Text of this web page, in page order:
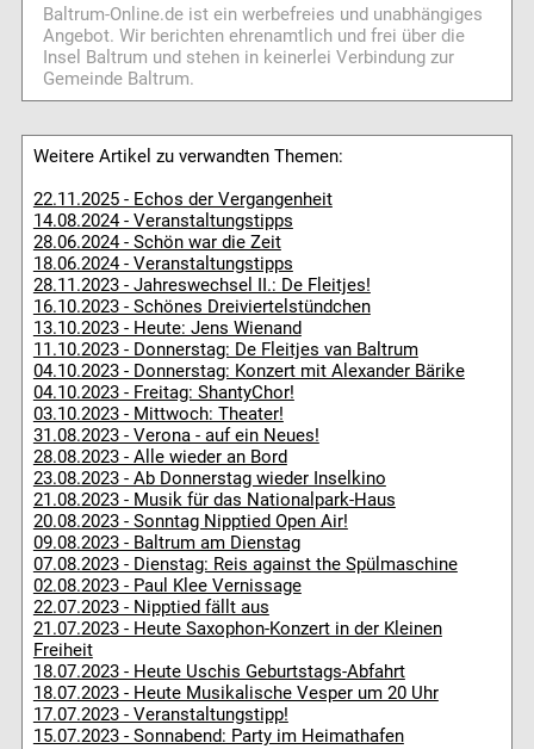
Baltrum-Online.de ist ein werbefreies und unabhängiges
Angebot. Wir berichten ehrenamtlich und frei über die
Insel Baltrum und stehen in keinerlei Verbindung zur
Gemeinde Baltrum.
Weitere Artikel zu verwandten Themen:
22.11.2025 - Echos der Vergangenheit
14.08.2024 - Veranstaltungstipps
28.06.2024 - Schön war die Zeit
18.06.2024 - Veranstaltungstipps
28.11.2023 - Jahreswechsel II.: De Fleitjes!
16.10.2023 - Schönes Dreiviertelstündchen
13.10.2023 - Heute: Jens Wienand
11.10.2023 - Donnerstag: De Fleitjes van Baltrum
04.10.2023 - Donnerstag: Konzert mit Alexander Bärike
04.10.2023 - Freitag: ShantyChor!
03.10.2023 - Mittwoch: Theater!
31.08.2023 - Verona - auf ein Neues!
28.08.2023 - Alle wieder an Bord
23.08.2023 - Ab Donnerstag wieder Inselkino
21.08.2023 - Musik für das Nationalpark-Haus
20.08.2023 - Sonntag Nipptied Open Air!
09.08.2023 - Baltrum am Dienstag
07.08.2023 - Dienstag: Reis against the Spülmaschine
02.08.2023 - Paul Klee Vernissage
22.07.2023 - Nipptied fällt aus
21.07.2023 - Heute Saxophon-Konzert in der Kleinen
Freiheit
18.07.2023 - Heute Uschis Geburtstags-Abfahrt
18.07.2023 - Heute Musikalische Vesper um 20 Uhr
17.07.2023 - Veranstaltungstipp!
15.07.2023 - Sonnabend: Party im Heimathafen